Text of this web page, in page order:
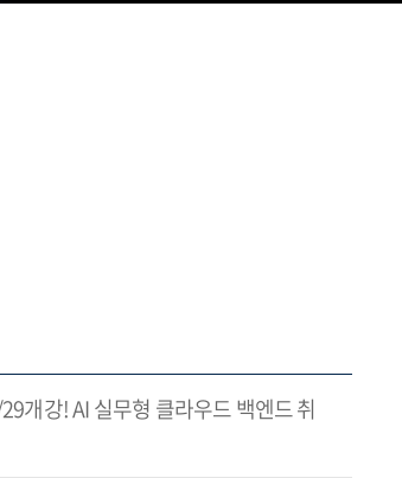
개강! AI 실무형 클라우드 백엔드 취